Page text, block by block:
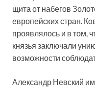
щита от набегов
европейских стран.
проявлялось и в том,
князья заключали
возможности
Александр Невский